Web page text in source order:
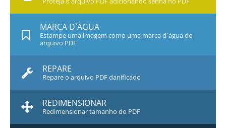
MARCA D`ÁGUA
Estampe uma imagem como uma marca d`água do
arquivo PDF
REPARE
Repare o arquivo PDF danificado
REDIMENSIONAR
Redimensionar tamanho do PDF